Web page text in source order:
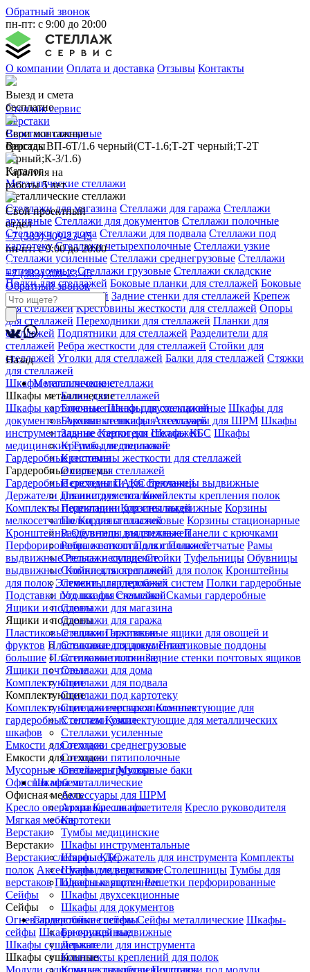
Обратный звонок
пн-пт: с 9:00 до 20:00
О компании Оплата и доставка Отзывы Контакты
Выезд и смета
бесплатно
Свои монтажные
бригады
Гарантия на
работы 5 лет
Свой проектный
отдел
+7 (383) 309-23-45
пн-пт: с 9:00 до 20:00
+7 (383) 309-23-45
Обратный звонок
Назад
Металлические стеллажи
Балки для стеллажей
Боковые планки для стеллажей
Боковые стенки для стеллажей
Задние стенки для стеллажей
Крепеж для стеллажей
Крестовины жесткости для стеллажей
Опоры для стеллажей
Переходники для стеллажей
Планки для стеллажей
Подпятники для стеллажей
Полки для стеллажей
Разделители для стеллажей
Ребра жесткости для стеллажей
Стеллажи складские
Стойки для стеллажей
Стяжки для стеллажей
Уголки для стеллажей
Стеллажи для магазина
Стеллажи для гаража
Стеллажи архивные
Стеллажи для документов
Стеллажи полочные
Стеллажи для дома
Стеллажи для подвала
Стеллажи под картотеку
Стеллажи четырехполочные
Стеллажи узкие
Стеллажи усиленные
Стеллажи среднегрузовые
Стеллажи пятиполочные
Стеллажи грузовые
Шкафы металлические
Аксессуары для ШРМ
Архивные шкафы
Картотеки
Тумбы медицинские
Шкафы инструментальные
Шкафы КБС
Шкафы медицинские
Шкафы картотечные
Шкафы двухсекционные
Шкафы для документов
Гардеробные системы
Брючницы выдвижные
Держатели для инструмента
Комплекты креплений для полок
Комплекты крепления полок
Стеллаж сервис
Верстаки
Верстаки слесарные
Верстак ВП-6Т/1.6 черный(СТ-1.6;Т-2Т черный;Т-2Т
черный;К-3/1.6)
Каталог
Металлические стеллажи
Металлические стеллажи
Стеллажи для магазина Стеллажи для гаража Стеллажи
архивные Стеллажи для документов Стеллажи полочные
Стеллажи для дома Стеллажи для подвала Стеллажи под
картотеку Стеллажи четырехполочные Стеллажи узкие
Стеллажи усиленные Стеллажи среднегрузовые Стеллажи
пятиполочные Стеллажи грузовые Стеллажи складские
Полки для стеллажей Боковые планки для стеллажей Боковые
стенки для стеллажей Задние стенки для стеллажей Крепеж
для стеллажей Крестовины жесткости для стеллажей Опоры
для стеллажей Переходники для стеллажей Планки для
стеллажей Подпятники для стеллажей Разделители для
стеллажей Ребра жесткости для стеллажей Стойки для
стеллажей Уголки для стеллажей Балки для стеллажей Стяжки
для стеллажей
Шкафы металлические
Шкафы металлические
Шкафы картотечные Шкафы двухсекционные Шкафы для
документов Архивные шкафы Аксессуары для ШРМ Шкафы
инструментальные Картотеки Шкафы КБС Шкафы
медицинские Тумбы медицинские
Гардеробные системы
Гардеробные системы
Гардеробные системы ПАКС Брючницы выдвижные
Держатели для инструмента Комплекты крепления полок
Комплекты перекладин Корзины выдвижные Корзины
мелкосетчатые Корзины пластиковые Корзины стационарные
Кронштейны Обувницы выдвижные Панели с крючками
Перфорированные панели Полки Полки сетчатые Рамы
выдвижные Рельсы несущие Стойки Туфельницы Обувницы
выдвижные Комплекты креплений для полок Кронштейны
для полок Элементы гардеробных систем Полки гардеробные
Подставки под шкафы Скамейки Скамьи гардеробные
Ящики и поддоны
Ящики и поддоны
Пластиковые ящики Пластиковые ящики для овощей и
фруктов Пластиковые поддоны Пластиковые поддоны
большие Пластиковые лотки Задние стенки почтовых ящиков
Ящики почтовые
Комплектующие
Комплектующие
Комплектующие для верстаков Комплектующие для
гардеробных систем Комплектующие для металлических
шкафов
Емкости для отходов
Емкости для отходов
Мусорные контейнеры Мусорные баки
Офисная мебель
Офисная мебель
Кресло оператора Кресло посетителя Кресло руководителя
Мягкая мебель
Верстаки
Верстаки
Верстаки слесарные Держатель для инструмента Комплекты
полок Аксессуары для верстаков Столешницы Тумбы для
верстаков Подвесные ящики Решетки перфорированные
Сейфы
Сейфы
Огневзломостойкие сейфы Сейфы металлические Шкафы-
сейфы Шкафы оружейные
Шкафы сушильные
Шкафы сушильные
Модули сушильные для обуви Подставки под модули